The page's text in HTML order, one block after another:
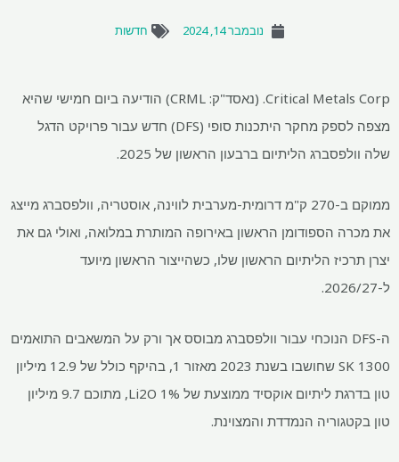
נובמבר 14, 2024 חדשות
Critical Metals Corp. (נאסד"ק: CRML) הודיעה ביום חמישי שהיא
מצפה לספק מחקר היתכנות סופי (DFS) חדש עבור פרויקט הדגל
שלה וולפסברג הליתיום ברבעון הראשון של 2025.
ממוקם ב-270 ק"מ דרומית-מערבית לווינה, אוסטריה, וולפסברג מייצג
את מכרה הספודומן הראשון באירופה המותרת במלואה, ואולי גם את
יצרן תרכיז הליתיום הראשון שלו, כשהייצור הראשון מיועד
ל-2026/27.
ה-DFS הנוכחי עבור וולפסברג מבוסס אך ורק על המשאבים התואמים
SK 1300 שחושבו בשנת 2023 מאזור 1, בהיקף כולל של 12.9 מיליון
טון בדרגת ליתיום אוקסיד ממוצעת של 1% Li2O, מתוכם 9.7 מיליון
טון בקטגוריה הנמדדת והמצוינת.